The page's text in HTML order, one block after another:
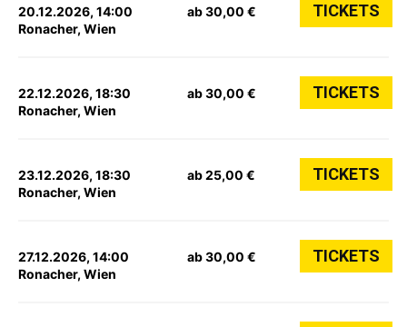
20.12.2026, 14:00
Ronacher, Wien
ab 30,00 € TICKETS
22.12.2026, 18:30
Ronacher, Wien
ab 30,00 € TICKETS
23.12.2026, 18:30
Ronacher, Wien
ab 25,00 € TICKETS
27.12.2026, 14:00
Ronacher, Wien
ab 30,00 € TICKETS